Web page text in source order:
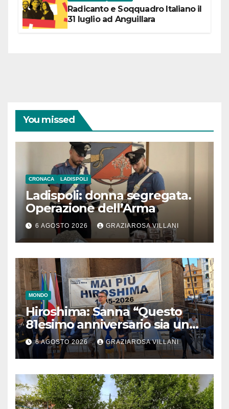
Radicanto e Soqquadro Italiano il
31 luglio ad Anguillara
You missed
CRONACA LADISPOLI
Ladispoli: donna segregata.
Operazione dell’Arma
6 AGOSTO 2026 GRAZIAROSA VILLANI
MONDO
Hiroshima: Sanna “Questo
81esimo anniversario sia un
monito per tutti”
6 AGOSTO 2026 GRAZIAROSA VILLANI